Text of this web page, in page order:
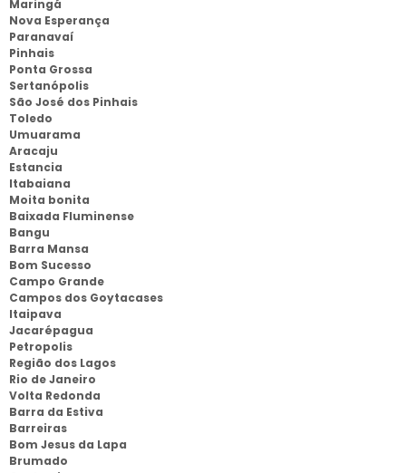
Maringá
Nova Esperança
Paranavaí
Pinhais
Ponta Grossa
Sertanópolis
São José dos Pinhais
Toledo
Umuarama
Aracaju
Estancia
Itabaiana
Moita bonita
Baixada Fluminense
Bangu
Barra Mansa
Bom Sucesso
Campo Grande
Campos dos Goytacases
Itaipava
Jacarépagua
Petropolis
Região dos Lagos
Rio de Janeiro
Volta Redonda
Barra da Estiva
Barreiras
Bom Jesus da Lapa
Brumado